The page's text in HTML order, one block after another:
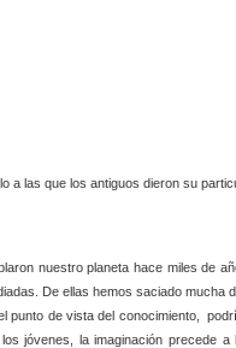
a las que los antiguos dieron su
nuestro planeta hace miles de
De ellas hemos saciado
de vista del conocimiento,
jóvenes, la imaginación precede